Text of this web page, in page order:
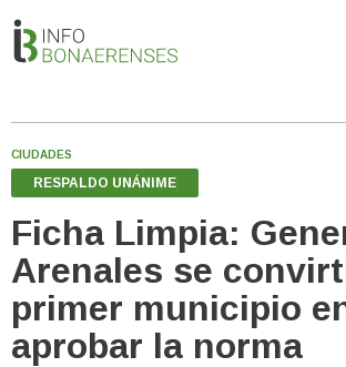
CIUDADES
RESPALDO UNÁNIME
Ficha Limpia:
Arenales se
primer municipio
aprobar la norma